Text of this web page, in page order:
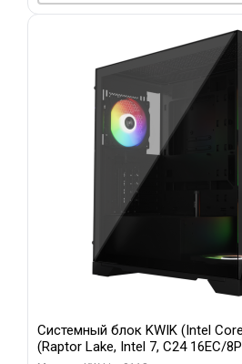
Системный блок KWIK (Intel
(Raptor Lake, Intel 7, C24 16EC/